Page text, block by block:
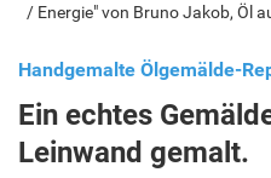
/ Energie" von Bruno Jakob, Öl
Handgemalte Ölgemälde-
Ein echtes
Leinwand gemalt.